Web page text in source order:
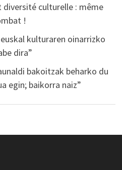
diversité culturelle : même
!
kulturaren oinarrizko
dira”
bakoitzak beharko du
egin; baikorra naiz”